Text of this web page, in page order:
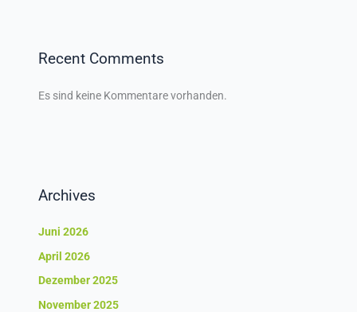
Recent Comments
Es sind keine Kommentare vorhanden.
Archives
Juni 2026
April 2026
Dezember 2025
November 2025